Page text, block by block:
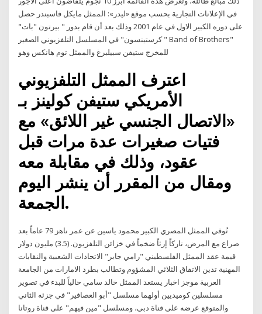
في الإعلانات التجارية بحسب موقع «ليدر»: الممثل مايكل فاسبندر حصل
على دوره الكبير الاول في عام 2001 وذلك بعد أن قام بدور " بيرتون "بات"
كرستينسون" في المسلسل التلفزيوني الصغير " Band of Brothers"
للمخرج ستيفن سبيلبرغ والممثل توم هانكس وهو
اعترف الممثل التلفزيوني
الأمريكي ستيفن كولينز بـ
«الاتصال الجنسي غير اللائق» مع
فتيات صغيرات عدة مرات قبل
عقود، وذلك في مقابلة معه
ومقال من المقرر أن ينشر اليوم
الجمعة.
تُوفي الممثل المصري الكبير محمود ياسين عن عمر ناهز 79 عاماً بعد
صراع مع المرض، تاركاً إرثاً ضخماً في خزائن التلفزيون. (3.5) مليون دولار
قيمة عقد الممثل الفلسطيني "رامي جابر" الاتحادات الشعبية والنقابات
المهنية تدين الاتفاق الثلاثي المشؤوم وتطالب بطرد الامارات من الجامعة
العربية موجز اخبار يستعد الممثل خالد سامي حالياً للبدء في تصوير
مسلسلين كوميديين أولهما مسلسل "أبو العصافير" في جزئه الثاني
والمتوقع عرضه على قناة دبي، ومسلسل "مين فيهم" على قناة روتانا